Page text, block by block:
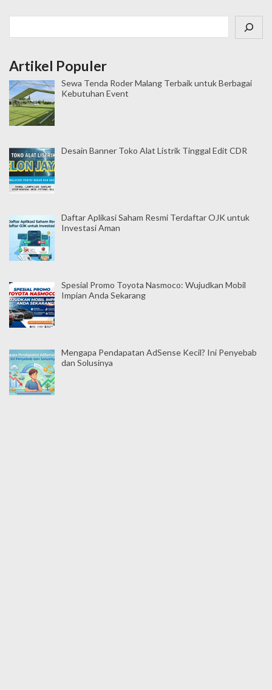
Artikel Populer
Sewa Tenda Roder Malang Terbaik untuk Berbagai
Kebutuhan Event
Desain Banner Toko Alat Listrik Tinggal Edit CDR
Daftar Aplikasi Saham Resmi Terdaftar OJK untuk
Investasi Aman
Spesial Promo Toyota Nasmoco: Wujudkan Mobil
Impian Anda Sekarang
Mengapa Pendapatan AdSense Kecil? Ini Penyebab
dan Solusinya